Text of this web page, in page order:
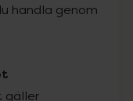
handla genom
gäller